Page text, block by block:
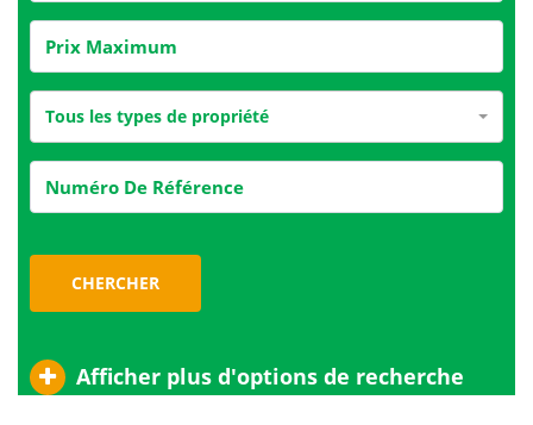
Tous les types de propriété
CHERCHER
Afficher plus d'options de recherche